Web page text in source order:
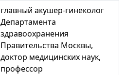
главный акушер-гинеколог
Департамента
здравоохранения
Правительства Москвы,
доктор медицинских наук,
профессор